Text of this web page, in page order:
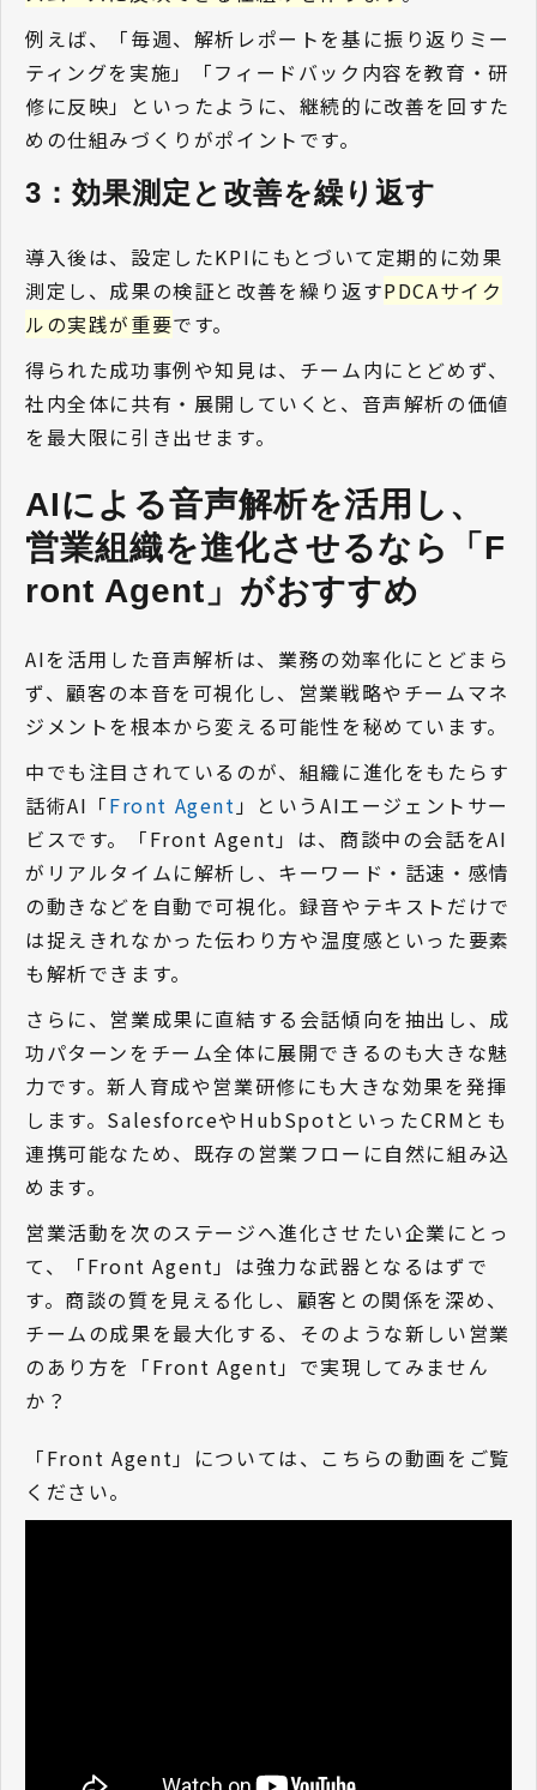
例えば、「毎週、解析レポートを基に振り返りミー
ティングを実施」「フィードバック内容を教育・研
修に反映」といったように、継続的に改善を回すた
めの仕組みづくりがポイントです。
3：効果測定と改善を繰り返す
導入後は、設定したKPIにもとづいて定期的に効果
測定し、成果の検証と改善を繰り返すPDCAサイク
ルの実践が重要です。
得られた成功事例や知見は、チーム内にとどめず、
社内全体に共有・展開していくと、音声解析の価値
を最大限に引き出せます。
AIによる音声解析を活用し、
営業組織を進化させるなら「F
ront Agent」がおすすめ
AIを活用した音声解析は、業務の効率化にとどまら
ず、顧客の本音を可視化し、営業戦略やチームマネ
ジメントを根本から変える可能性を秘めています。
中でも注目されているのが、組織に進化をもたらす
話術AI「Front Agent」というAIエージェントサー
ビスです。「Front Agent」は、商談中の会話をAI
がリアルタイムに解析し、キーワード・話速・感情
の動きなどを自動で可視化。録音やテキストだけで
は捉えきれなかった伝わり方や温度感といった要素
も解析できます。
さらに、営業成果に直結する会話傾向を抽出し、成
功パターンをチーム全体に展開できるのも大きな魅
力です。新人育成や営業研修にも大きな効果を発揮
します。SalesforceやHubSpotといったCRMとも
連携可能なため、既存の営業フローに自然に組み込
めます。
営業活動を次のステージへ進化させたい企業にとっ
て、「Front Agent」は強力な武器となるはずで
す。商談の質を見える化し、顧客との関係を深め、
チームの成果を最大化する、そのような新しい営業
のあり方を「Front Agent」で実現してみません
か？
「Front Agent」については、こちらの動画をご覧
ください。